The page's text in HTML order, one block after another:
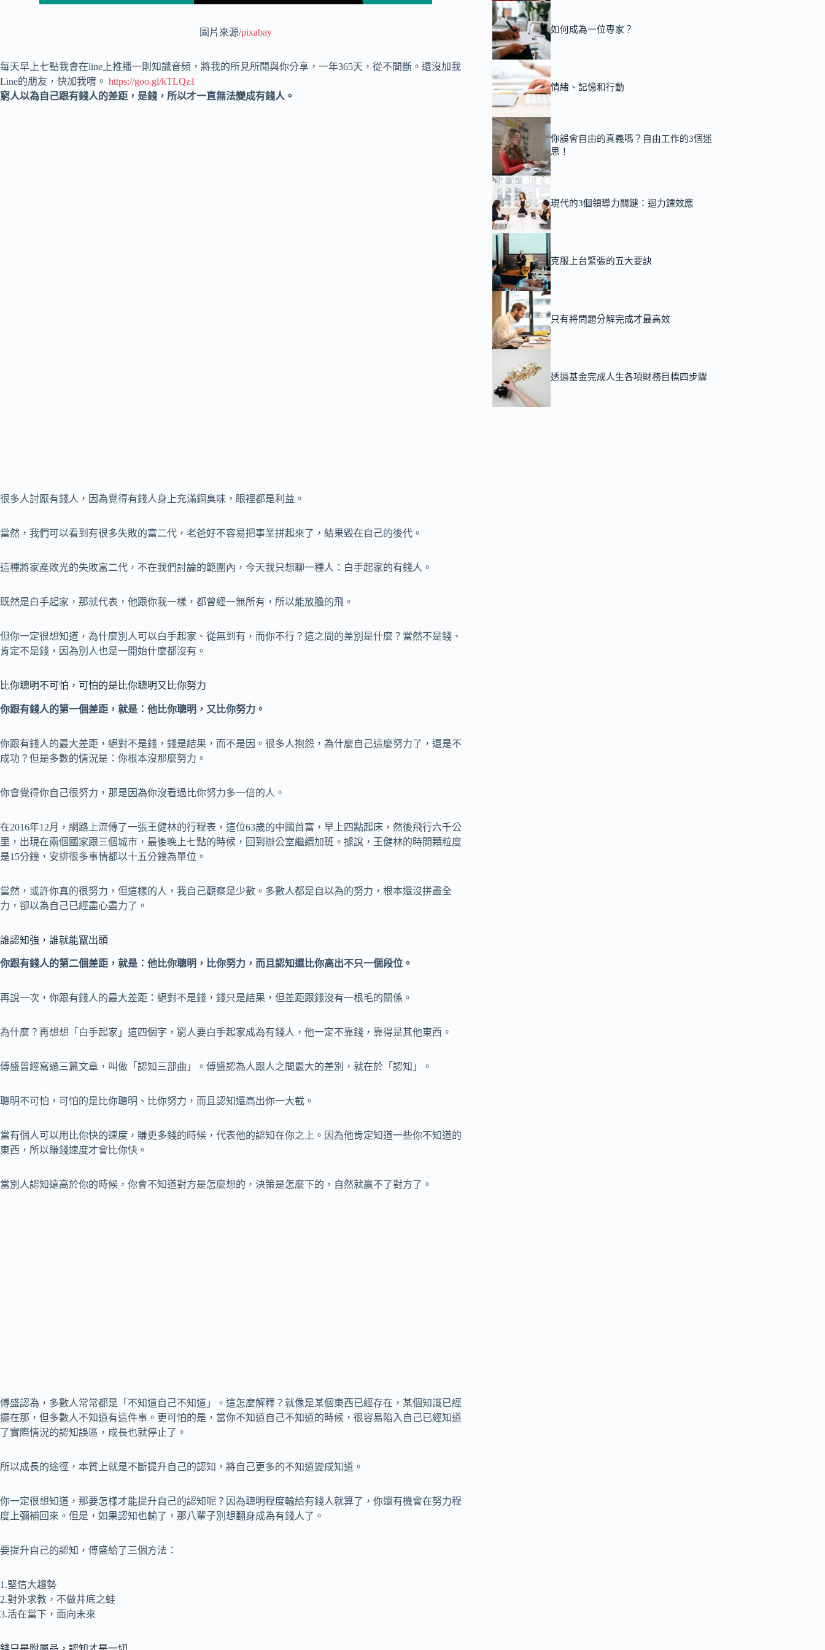
圖片來源/pixabay
每天早上七點我會在line上推播一則知識音頻，將我的所見所聞與你分享，一年365天，從不間斷。還沒加我
Line的朋友，快加我唷。 https://goo.gl/kTLQz1
窮人以為自己跟有錢人的差距，是錢，所以才一直無法變成有錢人。
很多人討厭有錢人，因為覺得有錢人身上充滿銅臭味，眼裡都是利益。
當然，我們可以看到有很多失敗的富二代，老爸好不容易把事業拼起來了，結果毀在自己的後代。
這種將家產敗光的失敗富二代，不在我們討論的範圍內，今天我只想聊一種人：白手起家的有錢人。
既然是白手起家，那就代表，他跟你我一樣，都曾經一無所有，所以能放膽的飛。
但你一定很想知道，為什麼別人可以白手起家、從無到有，而你不行？這之間的差別是什麼？當然不是錢、
肯定不是錢，因為別人也是一開始什麼都沒有。
比你聰明不可怕，可怕的是比你聰明又比你努力
你跟有錢人的第一個差距，就是：他比你聰明，又比你努力。
你跟有錢人的最大差距，絕對不是錢，錢是結果，而不是因。很多人抱怨，為什麼自己這麼努力了，還是不
成功？但是多數的情況是：你根本沒那麼努力。
你會覺得你自己很努力，那是因為你沒看過比你努力多一倍的人。
在2016年12月，網路上流傳了一張王健林的行程表，這位63歲的中國首富，早上四點起床，然後飛行六千公
里，出現在兩個國家跟三個城市，最後晚上七點的時候，回到辦公室繼續加班。據說，王健林的時間顆粒度
是15分鐘，安排很多事情都以十五分鐘為單位。
當然，或許你真的很努力，但這樣的人，我自己觀察是少數。多數人都是自以為的努力，根本還沒拼盡全
力，卻以為自己已經盡心盡力了。
誰認知強，誰就能竄出頭
你跟有錢人的第二個差距，就是：他比你聰明，比你努力，而且認知還比你高出不只一個段位。
再說一次，你跟有錢人的最大差距：絕對不是錢，錢只是結果，但差距跟錢沒有一根毛的關係。
為什麼？再想想「白手起家」這四個字，窮人要白手起家成為有錢人，他一定不靠錢，靠得是其他東西。
傅盛曾經寫過三篇文章，叫做「認知三部曲」。傅盛認為人跟人之間最大的差別，就在於「認知」。
聰明不可怕，可怕的是比你聰明、比你努力，而且認知還高出你一大截。
當有個人可以用比你快的速度，賺更多錢的時候，代表他的認知在你之上。因為他肯定知道一些你不知道的
東西，所以賺錢速度才會比你快。
當別人認知遠高於你的時候，你會不知道對方是怎麼想的，決策是怎麼下的，自然就贏不了對方了。
傅盛認為，多數人常常都是「不知道自己不知道」。這怎麼解釋？就像是某個東西已經存在，某個知識已經
擺在那，但多數人不知道有這件事。更可怕的是，當你不知道自己不知道的時候，很容易陷入自己已經知道
了實際情況的認知誤區，成長也就停止了。
所以成長的途徑，本質上就是不斷提升自己的認知，將自己更多的不知道變成知道。
你一定很想知道，那要怎樣才能提升自己的認知呢？因為聰明程度輸給有錢人就算了，你還有機會在努力程
度上彌補回來。但是，如果認知也輸了，那八輩子別想翻身成為有錢人了。
要提升自己的認知，傅盛給了三個方法：
1.堅信大趨勢
2.對外求教，不做井底之蛙
3.活在當下，面向未來
如何成為一位專家？
情緒、記憶和行動
你誤會自由的真義嗎？自由工作的3個迷
思！
現代的3個領導力關鍵：迴力鏢效應
克服上台緊張的五大要訣
只有將問題分解完成才最高效
透過基金完成人生各項財務目標四步驟